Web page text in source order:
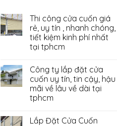
Thi công cửa cuốn giá
rẻ, uy tín , nhanh chóng,
tiết kiệm kinh phí nhất
tại tphcm
Công ty lắp đặt cửa
cuốn uy tín, tin cậy, hậu
mãi về lâu về dài tại
tphcm
Lắp Đặt Cửa Cuốn